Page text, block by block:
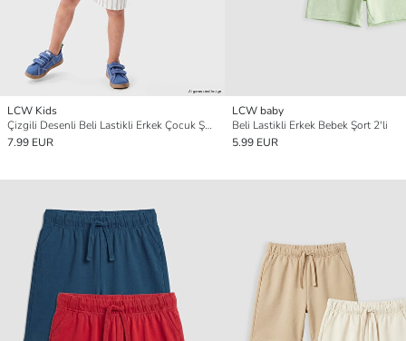
LCW Kids
Çizgili Desenli Beli Lastikli Erkek Çocuk Şort
7.99 EUR
LCW baby
Beli Lastikli Erkek Bebek Şort 2'li
5.99 EUR